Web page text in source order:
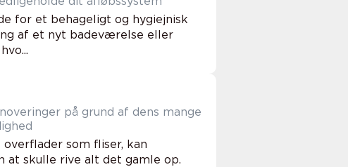
for et behageligt og hygiejnisk
af et nyt badeværelse eller
på grund af dens mange
som fliser, kan
at skulle rive alt det gamle op.